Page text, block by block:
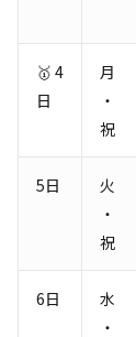
🥇 4
日
月
・
祝
5日
火
・
祝
6日
水
・